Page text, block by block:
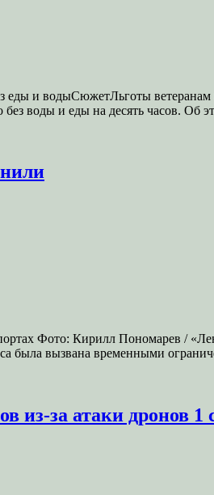
еды и водыСюжетЛьготы
без воды и еды на десять часов. Об
Фото: Кирилл Пономарев /
была вызвана временными
из-за атаки дронов 1